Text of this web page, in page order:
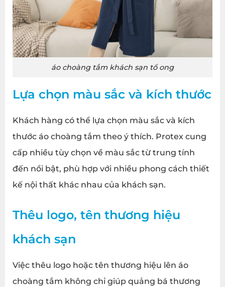
áo choàng tắm khách sạn tổ ong
Lựa chọn màu sắc và kích thước
Khách hàng có thể lựa chọn màu sắc và kích
thước áo choàng tắm theo ý thích. Protex cung
cấp nhiều tùy chọn về màu sắc từ trung tính
đến nổi bật, phù hợp với nhiều phong cách thiết
kế nội thất khác nhau của khách sạn.
Thêu logo, tên thương hiệu
khách sạn
Việc thêu logo hoặc tên thương hiệu lên áo
choàng tắm không chỉ giúp quảng bá thương